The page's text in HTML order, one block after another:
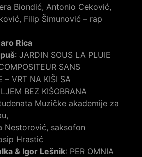
Biondić, Antonio Ceković,
Filip Šimunović – rap
Rica
: JARDIN SOUS LA PLUIE
SANS
– VRT NA KIŠI SA
BEZ KIŠOBRANA
Muzičke akademije za
Nestorović, saksofon
Hrastić
& Igor Lešnik: PER OMNIA